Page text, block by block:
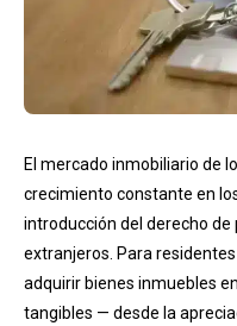
El mercado inmobiliario de
crecimiento constante en
introducción del derecho
extranjeros. Para
adquirir bienes inmuebles
tangibles — desde la